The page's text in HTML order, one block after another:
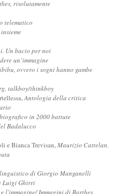
risolutamente
telematico
Un bacio per noi
un’immagine
ovvero i sogni hanno gambe
talkboy/thinkboy
Antologia della critica
in 2000 battute
Badalucco
e Bianca Trevisan,Maurizio Cattelan.
di Giorgio Manganelli
Luigi Ghirri
l'immagine/ Immagini di Barthes